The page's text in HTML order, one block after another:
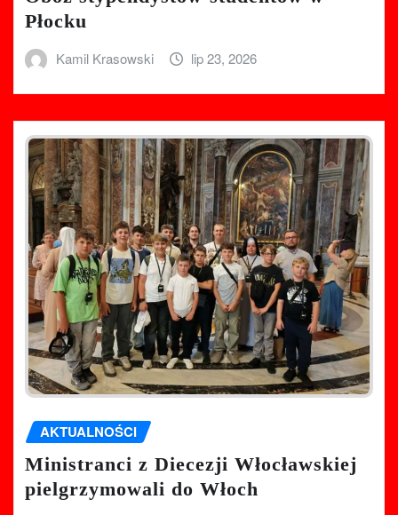
Płocku
Kamil Krasowski lip 23, 2026
AKTUALNOŚCI
Ministranci z Diecezji Włocławskiej
pielgrzymowali do Włoch